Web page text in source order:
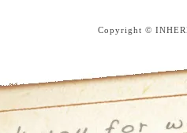
Copyright ©